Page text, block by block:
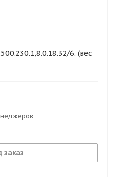
6. (вес
заказ